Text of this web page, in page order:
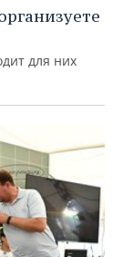
для них